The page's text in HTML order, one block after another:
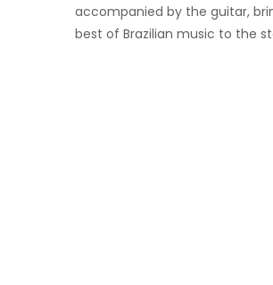
accompanied by the guitar,
best of Brazilian music to the